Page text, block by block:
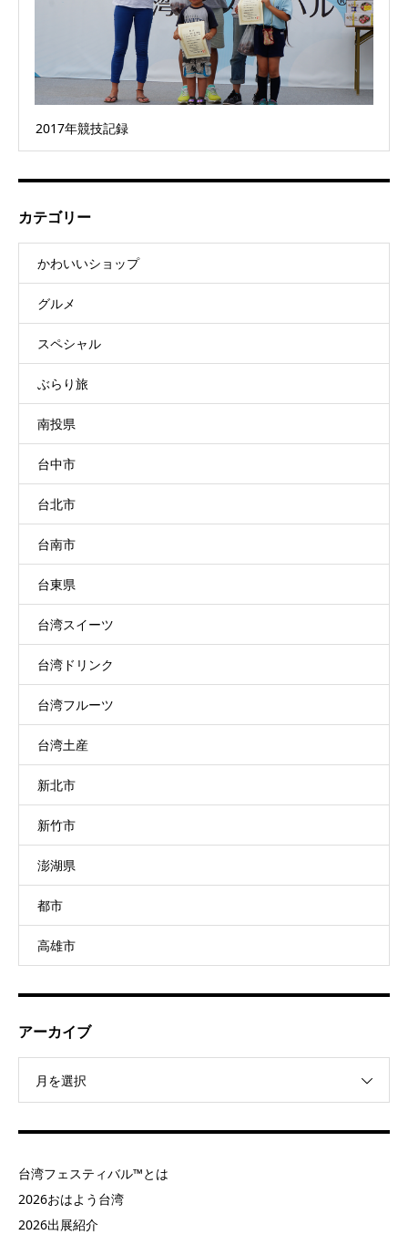
2017年競技記録
カテゴリー
かわいいショップ
グルメ
スペシャル
ぶらり旅
南投県
台中市
台北市
台南市
台東県
台湾スイーツ
台湾ドリンク
台湾フルーツ
台湾土産
新北市
新竹市
澎湖県
都市
高雄市
アーカイブ
月を選択
台湾フェスティバル™とは
2026おはよう台湾
2026出展紹介